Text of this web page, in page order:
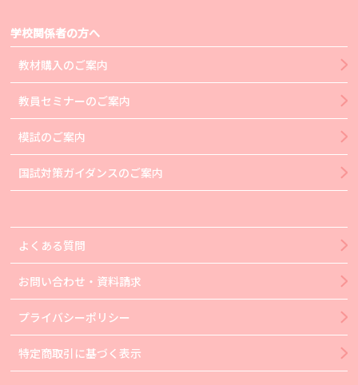
学校関係者の方へ
教材購入のご案内
教員セミナーのご案内
模試のご案内
国試対策ガイダンスのご案内
よくある質問
お問い合わせ・資料請求
プライバシーポリシー
特定商取引に基づく表示